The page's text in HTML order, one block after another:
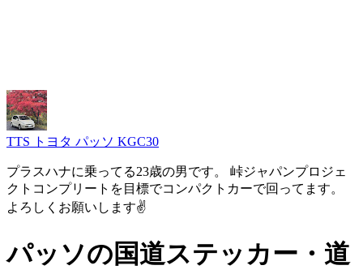
TTS トヨタ パッソ KGC30
プラスハナに乗ってる23歳の男です。 峠ジャパンプロジェ
クトコンプリートを目標でコンパクトカーで回ってます。
よろしくお願いします✌️
パッソの国道ステッカー・道